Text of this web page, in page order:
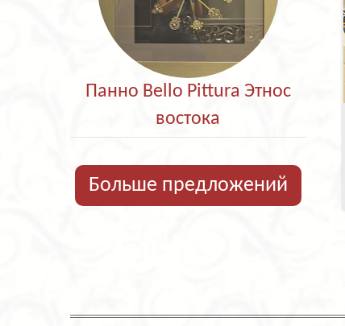
Панно Bello Pittura Этнос
востока
Больше предложений